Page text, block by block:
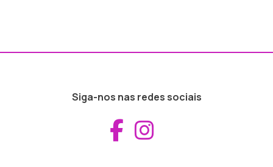
Siga-nos nas redes sociais
Aceder ao